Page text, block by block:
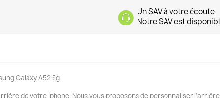
Un SAV à votre écoute
Notre SAV est
Galaxy A52 5g
de votre iphone. Nous vous proposons de personnaliser